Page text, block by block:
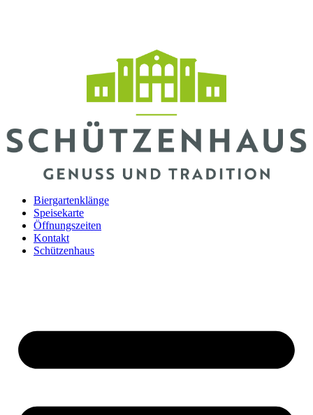
Biergartenklänge
Speisekarte
Öffnungszeiten
Kontakt
Schützenhaus